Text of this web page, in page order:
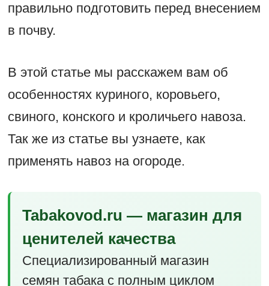
правильно подготовить перед внесением
в почву.
В этой статье мы расскажем вам об
особенностях куриного, коровьего,
свиного, конского и кроличьего навоза.
Так же из статье вы узнаете, как
применять навоз на огороде.
Tabakovod.ru — магазин для
ценителей качества
Специализированный магазин
семян табака с полным циклом